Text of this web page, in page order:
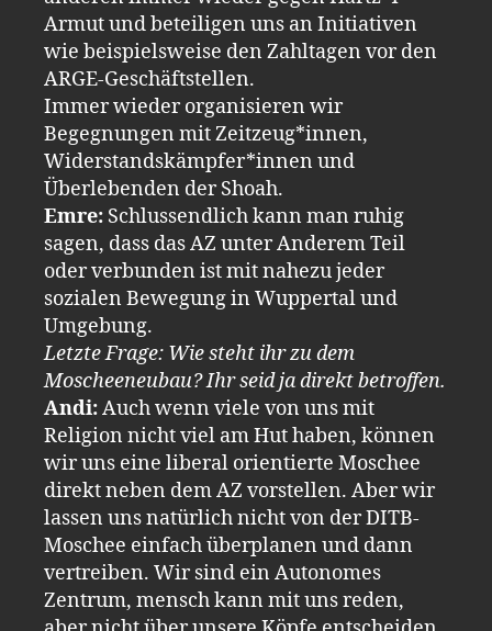
Armut und beteiligen uns an Initiativen
wie beispielsweise den Zahltagen vor den
ARGE-Geschäftstellen.
Immer wieder organisieren wir
Begegnungen mit Zeitzeug*innen,
Widerstandskämpfer*innen und
Überlebenden der Shoah.
Emre: Schlussendlich kann man ruhig
sagen, dass das AZ unter Anderem Teil
oder verbunden ist mit nahezu jeder
sozialen Bewegung in Wuppertal und
Umgebung.
Letzte Frage: Wie steht ihr zu dem
Moscheeneubau? Ihr seid ja direkt betroffen.
Andi:Auch wenn viele von uns mit
Religion nicht viel am Hut haben, können
wir uns eine liberal orientierte Moschee
direkt neben dem AZ vorstellen. Aber wir
lassen uns natürlich nicht von der DITB-
Moschee einfach überplanen und dann
vertreiben. Wir sind ein Autonomes
Zentrum, mensch kann mit uns reden,